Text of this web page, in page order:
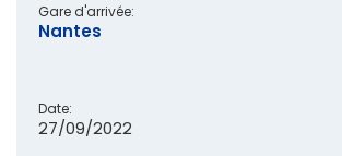
Gare d'arrivée:
Nantes
Date:
27/09/2022